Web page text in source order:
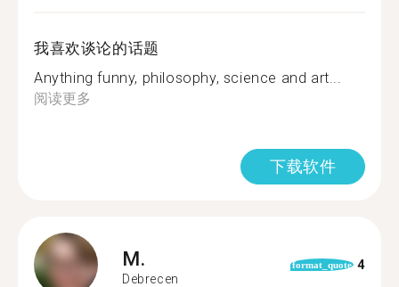
我喜欢谈论的话题
Anything funny, philosophy, science and art...
阅读更多
下载软件
M.
Debrecen
format_quote 4